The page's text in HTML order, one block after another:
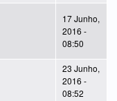
17 Junho,
2016 -
08:50
23 Junho,
2016 -
08:52